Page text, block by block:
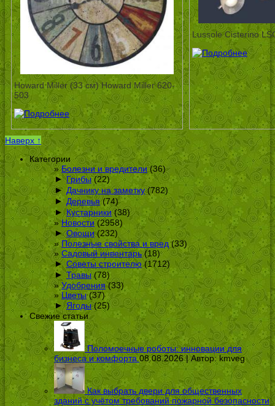
Howard Miller (33 см) Howard Miller 620-
503
Lussole Cisterino
Наверх ↑
Категории
Болезни и вредители(36)
► Грибы(22)
► Дачнику на заметку(782)
► Деревья(74)
► Кустарники(38)
Новости(2958)
► Овощи(232)
Полезные свойства и вред(33)
Садовый инвентарь(18)
► Советы строителю(1712)
► Травы(78)
Удобрения(33)
Цветы(37)
► Ягоды(25)
Свежие статьи
Поломоечные роботы: инновации для
бизнеса и комфорта 08.08.2026 | Автор: kmveg
Как выбрать двери для общественных
зданий с учётом требований пожарной безопасности